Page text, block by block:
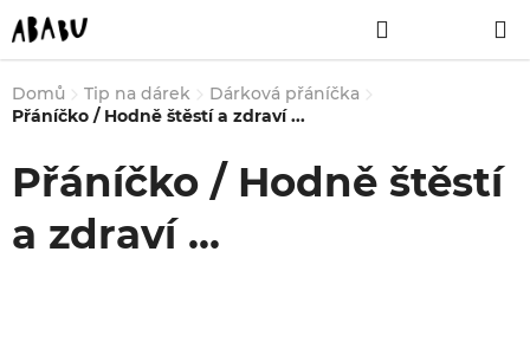
Přejít
na
obsah
NÁKUPNÍ
KOŠÍK
Domů
Tip na dárek
Dárková přáníčka
Přáníčko / Hodně štěstí a zdraví ...
Přáníčko / Hodně štěstí
a zdraví ...